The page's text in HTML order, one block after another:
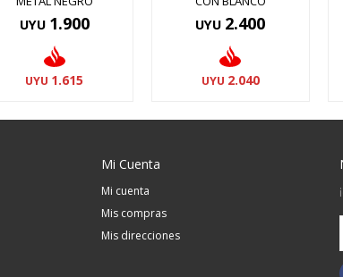
UYU 1.900
UYU 1.615
UYU 2.400
UYU 2.040
Mi Cuenta
Mi cuenta
Mis compras
Mis direcciones